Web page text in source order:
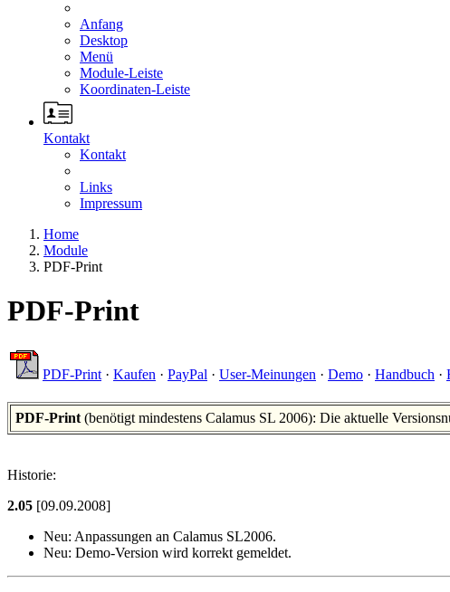
Anfang
Desktop
Menü
Module-Leiste
Koordinaten-Leiste
Kontakt
Kontakt
Links
Impressum
Home
Module
PDF-Print
PDF-Print
PDF-Print · Kaufen · PayPal · User-Meinungen · Demo · Handbuch ·
PDF-Print (benötigt mindestens Calamus SL 2006): Die aktuelle
Historie:
2.05 [09.09.2008]
Neu: Anpassungen an Calamus SL2006.
Neu: Demo-Version wird korrekt gemeldet.